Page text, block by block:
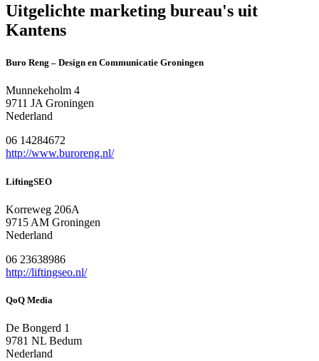
Uitgelichte marketing bureau's uit
Kantens
Buro Reng – Design en Communicatie Groningen
Munnekeholm 4
9711 JA Groningen
Nederland
06 14284672
http://www.buroreng.nl/
LiftingSEO
Korreweg 206A
9715 AM Groningen
Nederland
06 23638986
http://liftingseo.nl/
QoQ Media
De Bongerd 1
9781 NL Bedum
Nederland